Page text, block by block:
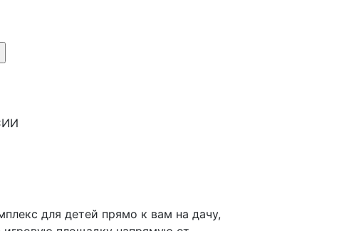
для детей прямо к вам на дачу,